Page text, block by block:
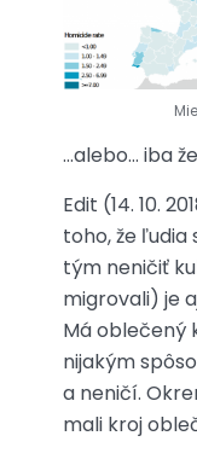
…alebo… iba
Edit (14. 10.
toho, že
tým neničiť
migrovali) je
Má oblečený
nijakým
a neničí.
mali kroj